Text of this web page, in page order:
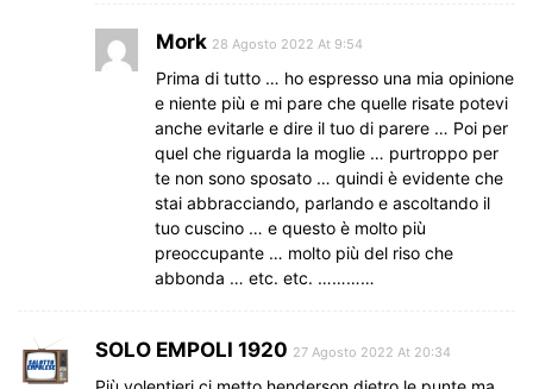
Mork 28 Agosto 2022 At 9:54
Prima di tutto … ho espresso una mia opinione
e niente più e mi pare che quelle risate potevi
anche evitarle e dire il tuo di parere … Poi per
quel che riguarda la moglie … purtroppo per
te non sono sposato … quindi è evidente che
stai abbracciando, parlando e ascoltando il
tuo cuscino … e questo è molto più
preoccupante … molto più del riso che
abbonda … etc. etc. …………
SOLO EMPOLI 1920 27 Agosto 2022 At 20:34